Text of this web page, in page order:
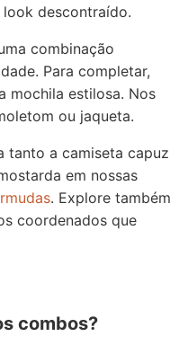
descontraído.
combinação
Para completar,
mochila estilosa. Nos
ou jaqueta.
tanto a camiseta capuz
em nossas
. Explore também
coordenados que
combos?